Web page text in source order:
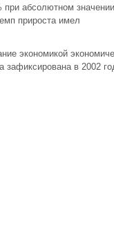
при абсолютном
прироста имел
экономикой
зафиксирована в 2002